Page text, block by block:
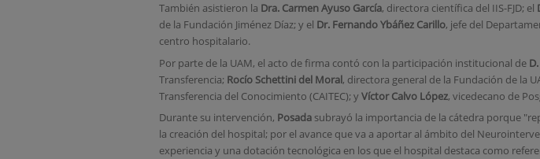
También asistieron la Dra. Carmen Ayuso García, directora científica del IIS-FJD; el
de la Fundación Jiménez Díaz; y el Dr. Fernando Ybáñez Carillo, jefe del
centro hospitalario.
Por parte de la UAM, el acto de firma contó con la participación institucional de
Transferencia; Rocío Schettini del Moral, directora general de la Fundación de la
Transferencia del Conocimiento (CAITEC); y Víctor Calvo López, vicedecano de
Durante su intervención, Posada subrayó la importancia de la cátedra porque
la creación del hospital; por el avance que va a aportar al ámbito del
experiencia y una dotación tecnológica en los que el hospital destaca como